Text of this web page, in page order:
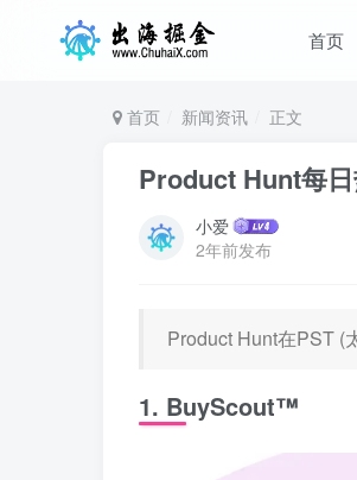
首页
首页 新闻资讯 正文
Product Hunt每
小爱
2年前发布
Product Hunt在PST (
1. BuyScout™